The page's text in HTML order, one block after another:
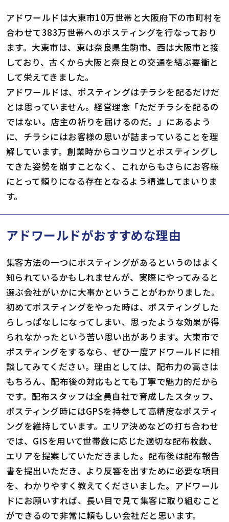
アドワールドは大東市10万世帯と大阪府下の市町村を
合わせて383万世帯へのポスティングを行なっており
ます。大東市は、東は奈良県生駒市、西は大阪市と接
しており、古くから大阪と奈良との交通を結ぶ要衝と
して栄えてきました。
アドワールドは、ポスティングはチラシを配るだけだ
とは思っていません。経営理念「ただチラシを配るの
ではない。店主の祈りを届けるのだ。」にあるよう
に、チラシにはお客様の思いが詰まっていることを理
解しています。創業時からコツコツとポスティングし
てきた姿勢を崩すことなく、これからもさらにお客様
にとって頼りになる存在となるよう精進してまいりま
す。
アドワールドがおすすめな理由
集客方法の一つにポスティングがあるというのはよく
知られているかもしれませんが、実際にやってみると
選ぶ会社がいかに大事かということがわかりました。
初めてポスティングをやった時は、ポスティングした
らしっぱなしになってしまい、思ったような効果が得
られなかったという苦い思い出があります。大東市で
ポスティングをするなら、ぜひ一度アドワールドに相
談してみてください。理由としては、配布力の高さは
もちろん、配布後の対応もとても丁寧で魅力的だから
です。配布スタッフは全員自社で育成したスタッフ、
ポスティング時にはGPSを持参して高精度なポスティ
ングを維持しています。エリア決めなどの打ち合わせ
では、GISを用いて世帯数に応じた適切な配布枚数、
エリアを提案していただきました。配布後は配布報告
書を提出いただき、より反響を出すために必要な項目
を、わかりやすく教えてくださいました。アドワール
ドにお願いすれば、長い目で見て集客に取り組むこと
ができるので非常に頼もしい会社だと思います。